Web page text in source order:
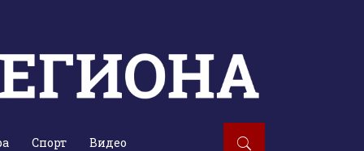
Спорт Видео